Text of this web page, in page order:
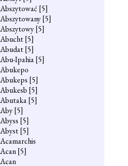
Abszytować [5]
Abszytowany[5]
Abszytowy[5]
Abucht[5]
Abudat[5]
Abu-Ipahia[5]
Abukepo
Abukeps [5]
Abukesb [5]
Abutaka[5]
Aby[5]
Abyss [5]
Abyst[5]
Acamarchis
Acan[5]
Acan